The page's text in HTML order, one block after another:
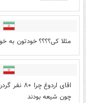
مثلا کی؟؟؟؟ خودتون به
اقای
چون شیعه بودند